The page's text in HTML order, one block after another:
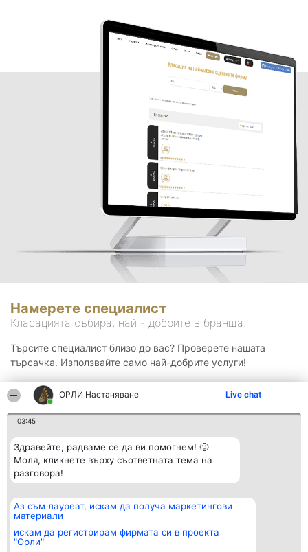
ОРЛИ Настаняване Live chat
03:45
Здравейте, радваме се да ви помогнем! 🙂
Моля, кликнете върху съответната тема на
разговора!
Аз съм лауреат, искам да получа маркетингови
материали
искам да регистрирам фирмата си в проекта
"Орли"
Намерете специалист
Класацията събира, най - добрите в бранша.
Търсите специалист близо до вас? Проверете нашата
търсачка. Използвайте само най-добрите услуги!
Организатор на
класиране
BulevardulAleea Timișul De
Sus Nr. 2, Bl. A30, Sc. A, Et.
Класация
всички
Контакти